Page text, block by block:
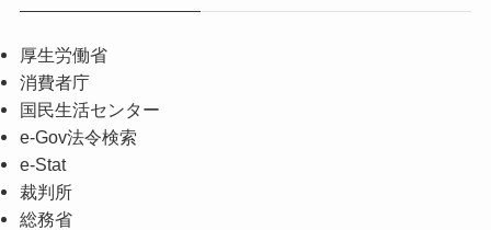
厚生労働省
消費者庁
国民生活センター
e-Gov法令検索
e-Stat
裁判所
総務省